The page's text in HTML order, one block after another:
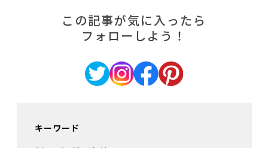
この記事が気に入ったら
フォローしよう！
キーワード